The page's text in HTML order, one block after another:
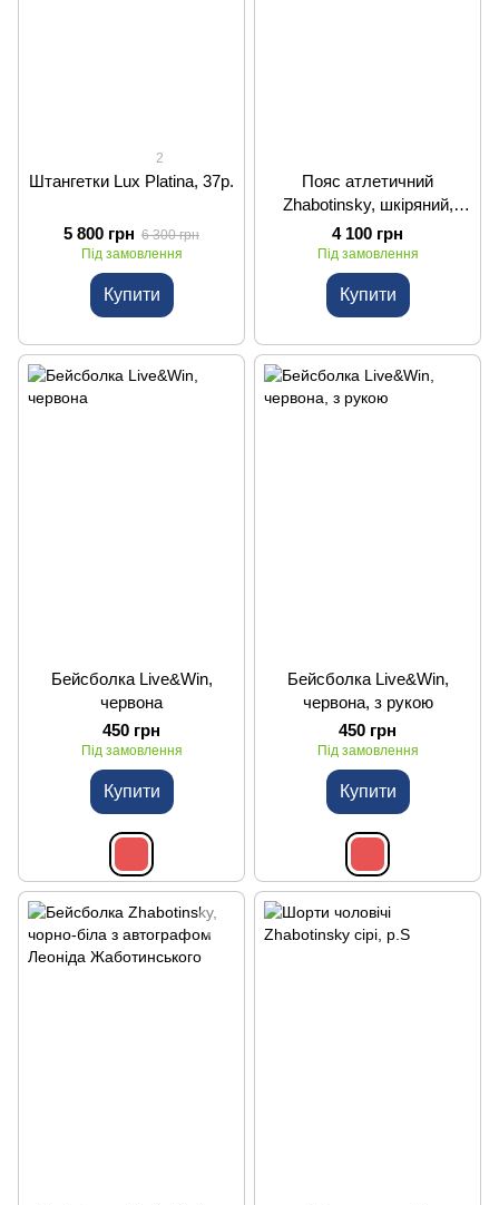
2
Штангетки Lux Platina, 37р.
5 800 грн 6 300 грн
Під замовлення
Купити
Пояс атлетичний
Zhabotinsky, шкіряний,
чорний, XL
4 100 грн
Під замовлення
Купити
Бейсболка Live&Win,
червона
450 грн
Під замовлення
Купити
Бейсболка Live&Win,
червона, з рукою
450 грн
Під замовлення
Купити